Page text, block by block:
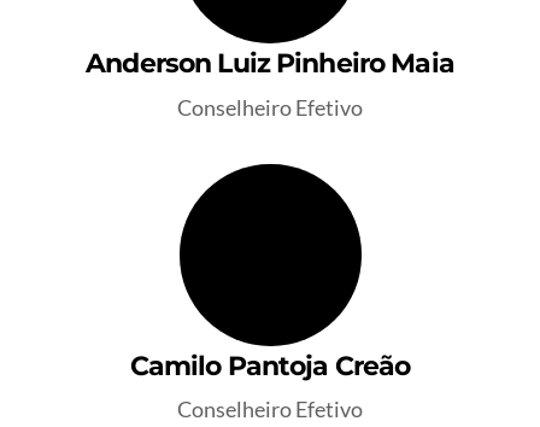
Anderson Luiz Pinheiro Maia
Conselheiro Efetivo
Camilo Pantoja Creão
Conselheiro Efetivo